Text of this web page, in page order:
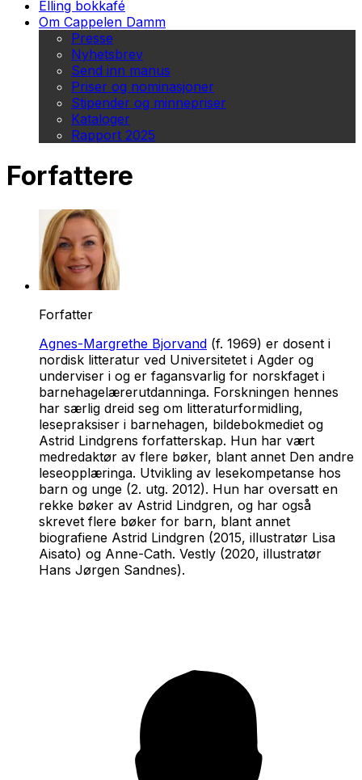
Elling bokkafé
Om Cappelen Damm
Presse
Nyhetsbrev
Send inn manus
Priser og nominasjoner
Stipender og minnepriser
Kataloger
Rapport 2025
Forfattere
Forfatter
Agnes-Margrethe Bjorvand (f. 1969) er dosent i
nordisk litteratur ved Universitetet i Agder og
underviser i og er fagansvarlig for norskfaget i
barnehagelærerutdanninga. Forskningen hennes
har særlig dreid seg om litteraturformidling,
lesepraksiser i barnehagen, bildebokmediet og
Astrid Lindgrens forfatterskap. Hun har vært
medredaktør av flere bøker, blant annet Den andre
leseopplæringa. Utvikling av lesekompetanse hos
barn og unge (2. utg. 2012). Hun har oversatt en
rekke bøker av Astrid Lindgren, og har også
skrevet flere bøker for barn, blant annet
biografiene Astrid Lindgren (2015, illustratør Lisa
Aisato) og Anne-Cath. Vestly (2020, illustratør
Hans Jørgen Sandnes).